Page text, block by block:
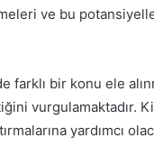
ve bu
farklı bir konu ele
vurgulamaktadır.
yardımcı